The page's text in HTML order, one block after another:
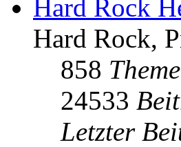
Hard Rock
Hard Rock,
858
24533
Letzter